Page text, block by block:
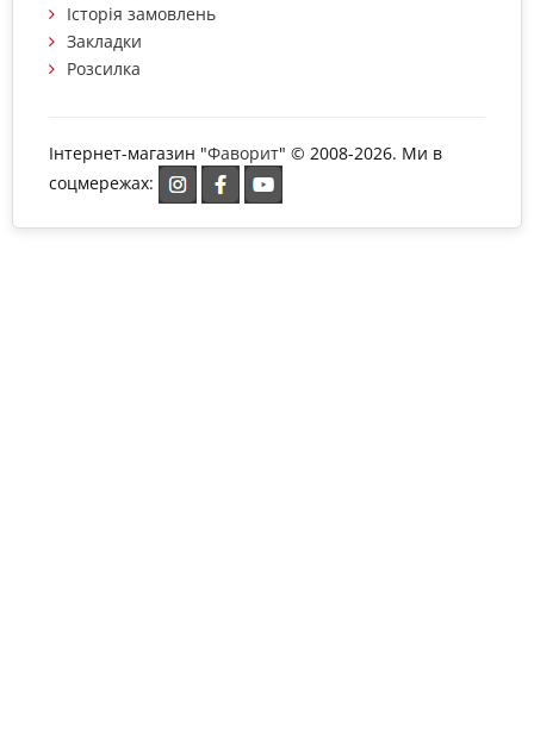
Історія замовлень
Закладки
Розсилка
Інтернет-магазин "Фаворит" © 2008-2026. Ми в
соцмережах: